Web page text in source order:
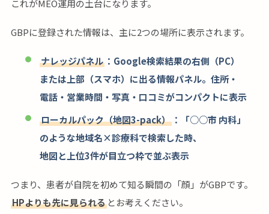
これがMEO運用の土台になります。
GBPに登録された情報は、主に2つの場所に表示されます。
ナレッジパネル ：Google検索結果の右側（PC）
または上部（スマホ）に出る情報パネル。住所・
電話・営業時間・写真・口コミがコンパクトに表示
ローカルパック（地図3-pack） ：「○○市 内科」
のような地域名×診療科で検索した時、
地図と上位3件が目立つ枠で並ぶ表示
つまり、患者が自院を初めて知る瞬間の「顔」がGBPです。
HPよりも先に見られる とお考えください。